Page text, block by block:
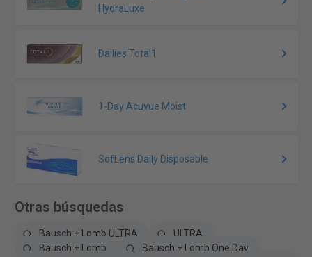
HydraLuxe
Dailies Total1
1-Day Acuvue Moist
SofLens Daily Disposable
Otras búsquedas
Bausch + Lomb ULTRA
ULTRA
Bausch + Lomb
Bausch + Lomb One Day